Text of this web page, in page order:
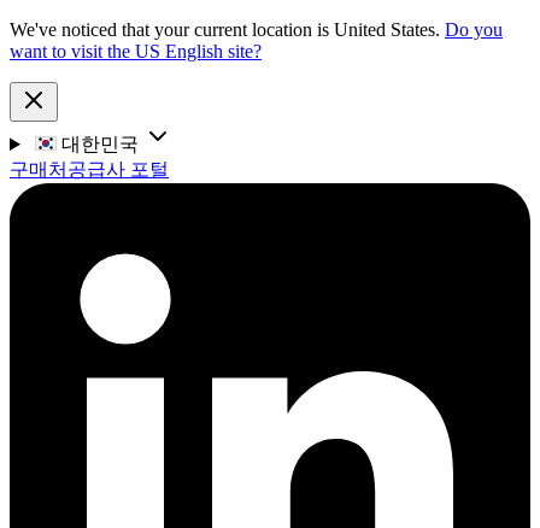
We've noticed that your current location is United States. Do you
want to visit the US English site?
대한민국
구매처 공급사 포털